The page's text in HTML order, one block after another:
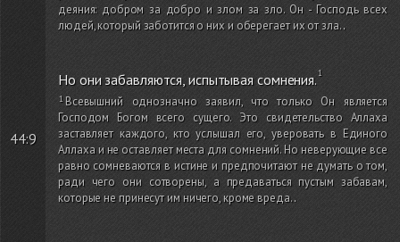
деяния: добром за добро и злом за зло. Он - Господь всех
людей, который заботится о них и оберегает их от зла..
44:9
Но они забавляются, испытывая сомнения.
Всевышний однозначно заявил, что только Он является
Господом Богом всего сущего. Это свидетельство Аллаха
заставляет каждого, кто услышал его, уверовать в Единого
Аллаха и не оставляет места для сомнений. Но неверующие все
равно сомневаются в истине и предпочитают не думать о том,
ради чего они сотворены, а предаваться пустым забавам,
которые не принесут им ничего, кроме вреда..